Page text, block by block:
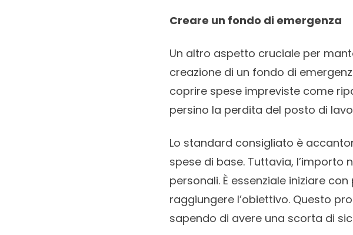
Creare un fondo di emergenza
Un altro aspetto cruciale per
creazione di un fondo di
coprire spese impreviste come
persino la perdita del posto di
Lo standard consigliato è
spese di base. Tuttavia,
personali. È essenziale iniziare
raggiungere l’obiettivo. Questo
sapendo di avere una scorta di